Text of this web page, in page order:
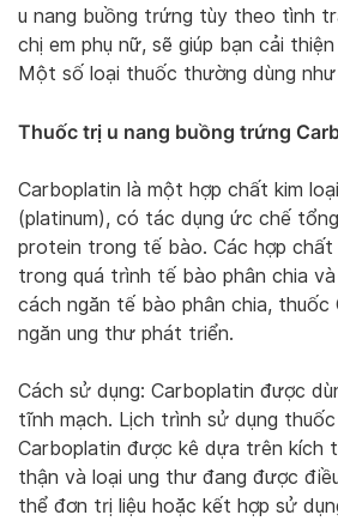
u nang buồng trứng tùy theo tình
chị em phụ nữ, sẽ giúp bạn cải
Một số loại thuốc thường dùng như
Thuốc trị u nang buồng trứng
Carboplatin là một hợp chất kim
(platinum), có tác dụng ức chế
protein trong tế bào. Các hợp
trong quá trình tế bào phân chia
cách ngăn tế bào phân chia,
ngăn ung thư phát triển.
Cách sử dụng: Carboplatin được
tĩnh mạch. Lịch trình sử dụng thuốc
Carboplatin được kê dựa trên kích
thận và loại ung thư đang được
thể đơn trị liệu hoặc kết hợp sử